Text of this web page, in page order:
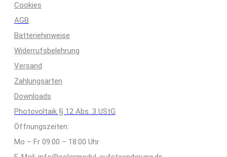
Cookies
AGB
Batteriehinweise
Widerrufsbelehrung
Versand
Zahlungsarten
Downloads
Photovoltaik § 12 Abs. 3 UStG
Öffnungszeiten:
Mo – Fr 09:00 – 18:00 Uhr